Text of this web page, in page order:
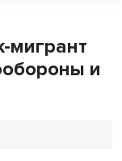
мигрант
и